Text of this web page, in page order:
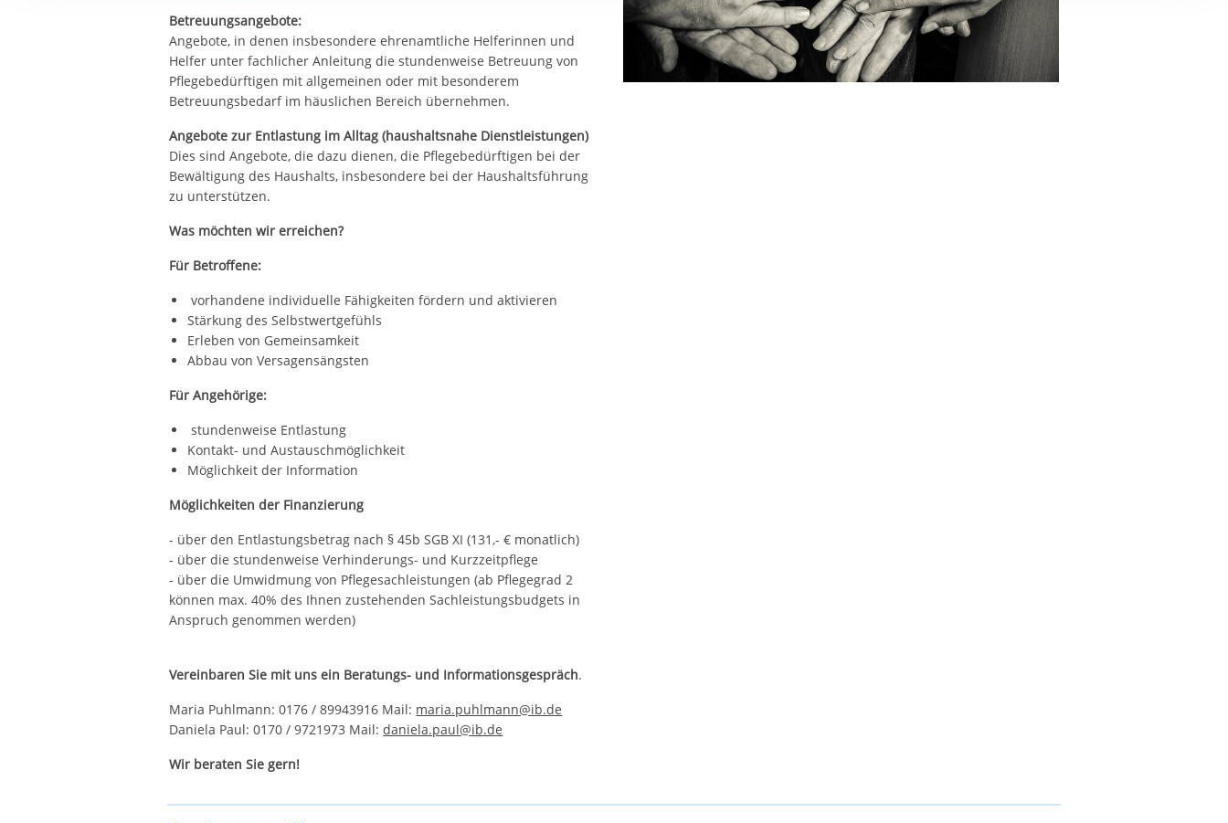
Ihre etwaige Einwilligung erstreckt sich nicht auf notwendige Cookies, die erforderlich zur Bereitstellung
der von Ihnen aufgerufenen und somit gewünschten Website-Funktionen sind. Diese Cookies setzen wir
aufgrund berechtigter Interessen und daher unabhängig von einer Einwilligung.
Betreuungsangebote:
Angebote, in denen insbesondere ehrenamtliche Helferinnen und
Helfer unter fachlicher Anleitung die stundenweise Betreuung von
Pflegebedürftigen mit allgemeinen oder mit besonderem
Betreuungsbedarf im häuslichen Bereich übernehmen.
Angebote zur Entlastung im Alltag (haushaltsnahe Dienstleistungen)
Dies sind Angebote, die dazu dienen, die Pflegebedürftigen bei der
Bewältigung des Haushalts, insbesondere bei der Haushaltsführung
zu unterstützen.
Was möchten wir erreichen?
Für Betroffene:
vorhandene individuelle Fähigkeiten fördern und aktivieren
Stärkung des Selbstwertgefühls
Erleben von Gemeinsamkeit
Abbau von Versagensängsten
Für Angehörige:
stundenweise Entlastung
Kontakt- und Austauschmöglichkeit
Möglichkeit der Information
Möglichkeiten der Finanzierung
- über den Entlastungsbetrag nach § 45b SGB XI (131,- € monatlich)
- über die stundenweise Verhinderungs- und Kurzzeitpflege
- über die Umwidmung von Pflegesachleistungen (ab Pflegegrad 2
können max. 40% des Ihnen zustehenden Sachleistungsbudgets in
Anspruch genommen werden)
Vereinbaren Sie mit uns ein Beratungs- und Informationsgespräch.
Maria Puhlmann: 0176 / 89943916 Mail: maria.puhlmann@ib.de
Daniela Paul: 0170 / 9721973 Mail:daniela.paul@ib.de
Wir beraten Sie gern!